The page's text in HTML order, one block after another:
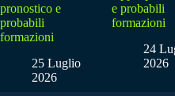
pronostico e
probabili
formazioni
25 Luglio
2026
e probabili
formazioni
24
2026